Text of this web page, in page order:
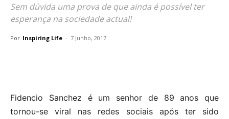
Sem dúvida uma prova de que ainda é possível ter
esperança na sociedade actual!
Por Inspiring Life - 7 Junho, 2017
Fidencio Sanchez é um senhor de 89 anos que
tornou-se viral nas redes sociais após ter sido